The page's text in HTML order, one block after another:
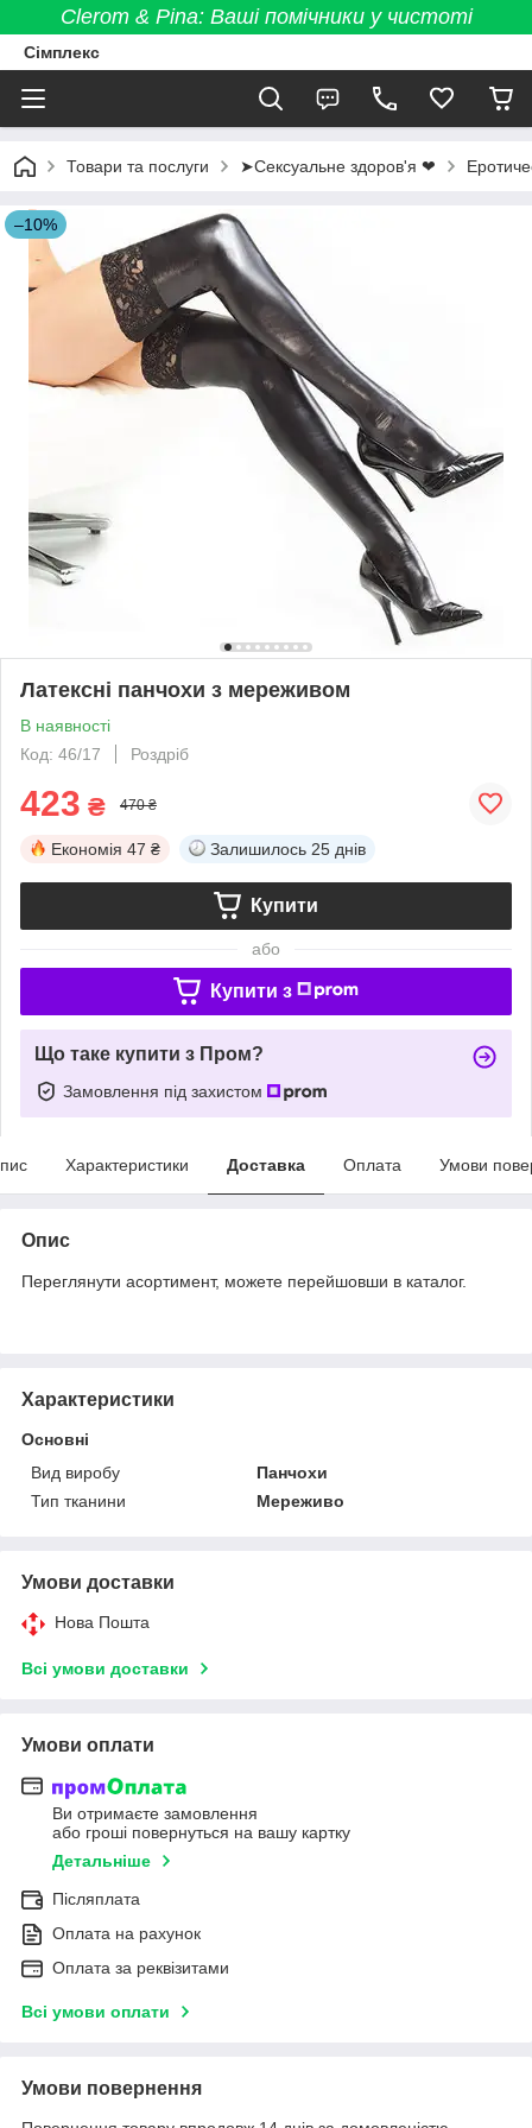
Clerom & Pina: Ваші помічники у чистоті
Сімплекс
Товари та послуги ➤Сексуальне здоров'я ❤
–10%
Латексні панчохи з мереживом
В наявності
Код: 46/17
Роздріб
423 ₴ 470 ₴
Економія 47 ₴ Залишилось 25 днів
Купити
або
Купити з
Що таке купити з Пром?
Замовлення під захистом
Характеристики Доставка Оплата Умови
Опис
Переглянути асортимент, можете перейшовши в каталог.
Характеристики
Основні
Вид виробу
Панчохи
Тип тканини
Мереживо
Умови доставки
Нова Пошта
Всі умови доставки
Умови оплати
Ви отримаєте замовлення
або гроші повернуться на вашу картку
Детальніше
Післяплата
Оплата на рахунок
Оплата за реквізитами
Всі умови оплати
Умови повернення